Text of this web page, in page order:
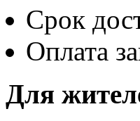
Срок
Оплата
Для